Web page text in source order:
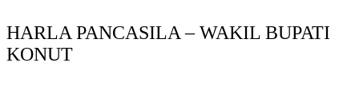
HARLA PANCASILA – WAKIL BUPATI
KONUT